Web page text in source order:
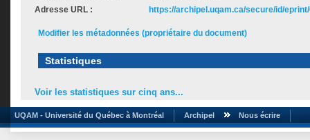
Adresse URL :
https://archipel.uqam.ca/secure/id/
Modifier les métadonnées (propriétaire du document)
Statistiques
Voir les statistiques sur cinq ans...
UQAM - Université du Québec à Montréal Archipel Nous écrire